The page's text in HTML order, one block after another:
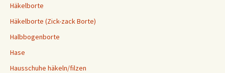
Häkelborte
Häkelborte (Zick-zack Borte)
Halbbogenborte
Hase
Hausschuhe häkeln/filzen